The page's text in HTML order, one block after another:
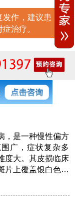
发作，建议患
治疗。
，是一种慢性偏方
广，症状复杂多
度大。其皮损临床
片上覆盖银白色多
见的慢性炎症性皮